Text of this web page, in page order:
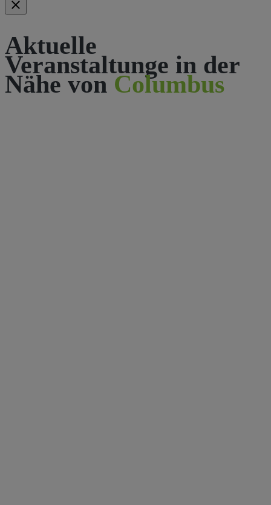
Aktuelle
Veranstaltunge in der
Nähe von Columbus